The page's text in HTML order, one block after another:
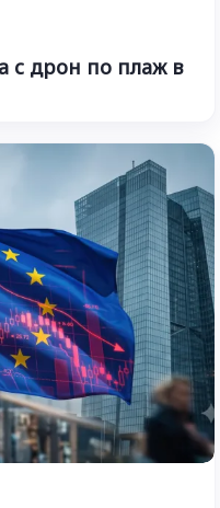
с дрон по плаж в